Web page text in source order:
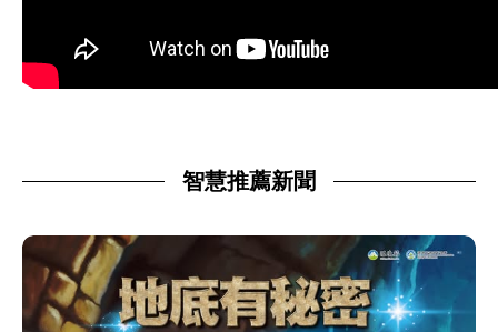
智慧推薦新聞